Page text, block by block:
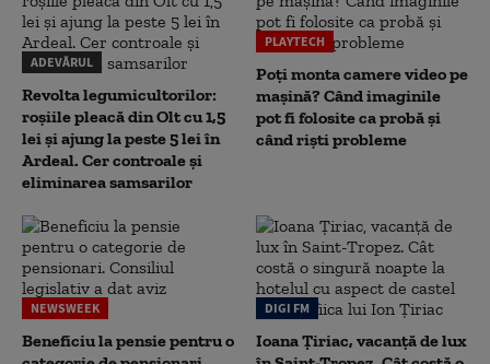
ADEVĂRUL
Revolta legumicultorilor:
roșiile pleacă din Olt cu 1,5
lei și ajung la peste 5 lei în
Ardeal. Cer controale și
eliminarea samsarilor
PLAYTECH
Poți monta camere video pe
mașină? Când imaginile
pot fi folosite ca probă și
când riști probleme
NEWSWEEK
Beneficiu la pensie pentru o
DIGI FM
Ioana Țiriac, vacanță de lux